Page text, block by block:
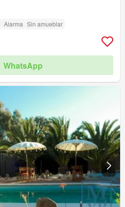
Alarma Sin amueblar
WhatsApp